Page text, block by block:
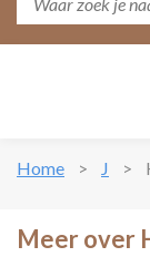
Home J
Meer over